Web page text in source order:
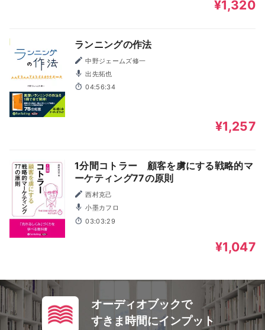
¥1,320
ランニングの作法
中野ジェームズ修一
出先拓也
04:56:34
¥1,257
1分間コトラー 顧客を虜にする戦略的マ
ーケティング77の原則
西村克己
小墨カフロ
03:03:29
¥1,047
オーディオブックで
すきま時間にインプット